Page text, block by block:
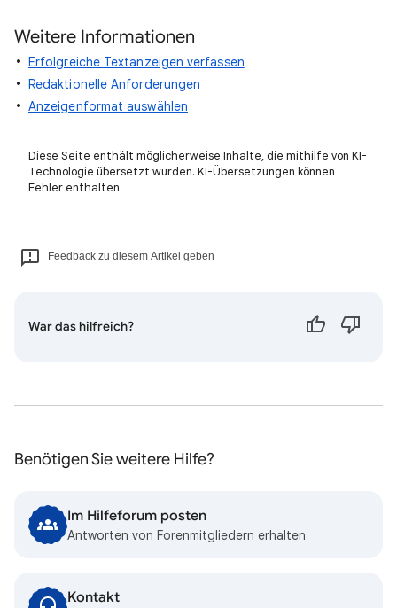
Weitere Informationen
Erfolgreiche Textanzeigen verfassen
Redaktionelle Anforderungen
Anzeigenformat auswählen
Diese Seite enthält möglicherweise Inhalte, die mithilfe von KI-
Technologie übersetzt wurden. KI-Übersetzungen können
Fehler enthalten.
Feedback zu diesem Artikel geben
War das hilfreich?
Benötigen Sie weitere Hilfe?
Im Hilfeforum posten
Antworten von Forenmitgliedern erhalten
Kontakt